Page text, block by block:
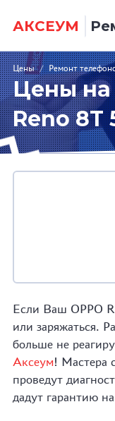
АКСЕУМ
Цены / Ремонт
Цены на
Reno 8T
Если Ваш OPPO
или заряжаться.
больше не
Аксеум! Мастера
проведут
дадут гарантию